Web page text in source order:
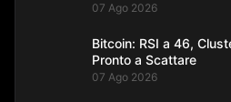
07 Ago 2026
Bitcoin: RSI a 46,
Pronto a Scattare
07 Ago 2026